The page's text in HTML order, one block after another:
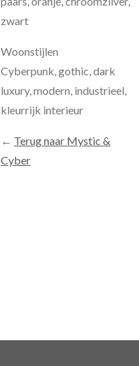
zwart
Woonstijlen
Cyberpunk, gothic, dark
luxury, modern, industrieel,
kleurrijk interieur
← Terug naar Mystic &
Cyber